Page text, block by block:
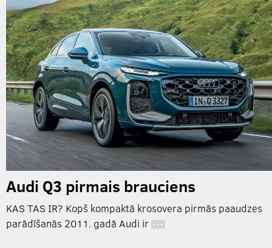
Audi Q3 pirmais brauciens
KAS TAS IR? Kopš kompaktā krosovera pirmās paaudzes
parādīšanās 2011. gadā Audi ir …